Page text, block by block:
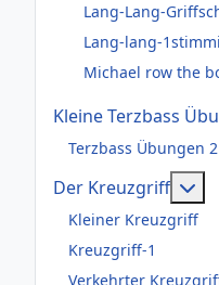
Lang-Lang-
Lang-lang-
Michael row the
Kleine Terzbass
Terzbass Übungen 2
Der Kreuzgriff
Kleiner Kreuzgriff
Kreuzgriff-1
Verkehrter